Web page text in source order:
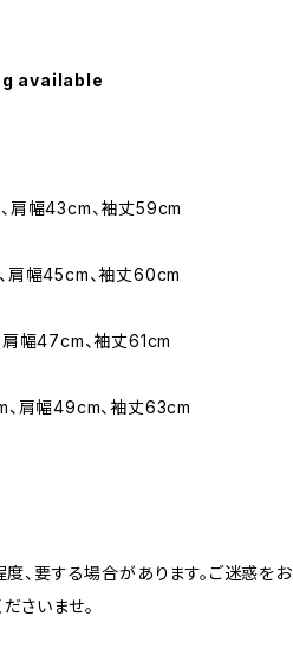
available
肩幅43cm、袖丈59cm
肩幅45cm、袖丈60cm
肩幅47cm、袖丈61cm
、肩幅49cm、袖丈63cm
、要する場合があります。ご迷惑をお
さいませ。